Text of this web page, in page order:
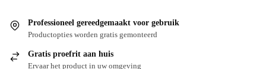
Professioneel gereedgemaakt voor gebruik
Productopties worden gratis gemonteerd
Gratis proefrit aan huis
Ervaar het product in uw omgeving